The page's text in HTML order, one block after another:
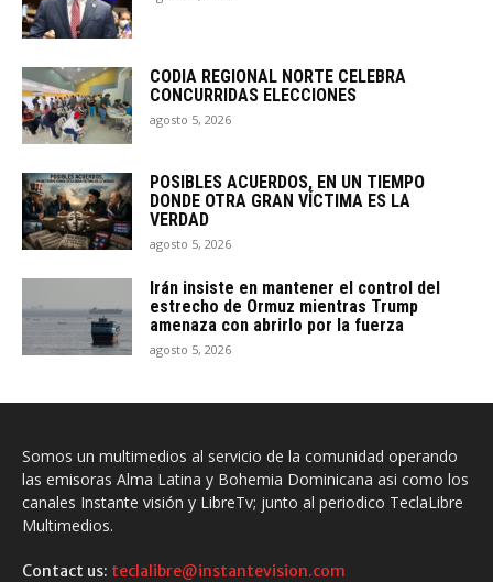
CODIA REGIONAL NORTE CELEBRA
CONCURRIDAS ELECCIONES
agosto 5, 2026
POSIBLES ACUERDOS, EN UN TIEMPO
DONDE OTRA GRAN VÍCTIMA ES LA
VERDAD
agosto 5, 2026
Irán insiste en mantener el control del
estrecho de Ormuz mientras Trump
amenaza con abrirlo por la fuerza
agosto 5, 2026
Somos un multimedios al servicio de la comunidad operando
las emisoras Alma Latina y Bohemia Dominicana asi como los
canales Instante visión y LibreTv; junto al periodico TeclaLibre
Multimedios.
Contact us: teclalibre@instantevision.com